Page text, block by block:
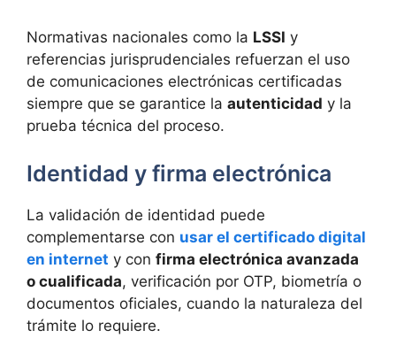
Normativas nacionales como la LSSI y
referencias jurisprudenciales refuerzan el uso
de comunicaciones electrónicas certificadas
siempre que se garantice la autenticidad y la
prueba técnica del proceso.
Identidad y firma electrónica
La validación de identidad puede
complementarse con usar el certificado digital
en internet y con firma electrónica avanzada
o cualificada, verificación por OTP, biometría o
documentos oficiales, cuando la naturaleza del
trámite lo requiere.